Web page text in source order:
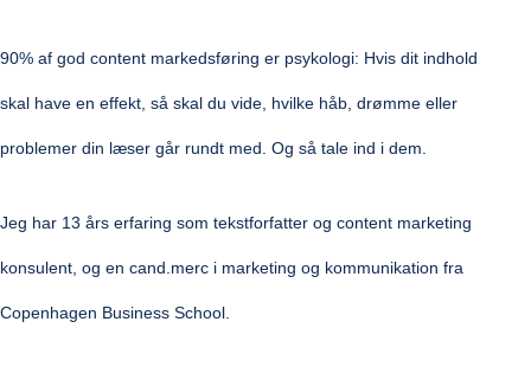
90% af god content markedsføring er psykologi: Hvis dit indhold
skal have en effekt , så skal du vide, hvilke håb, drømme eller
problemer din læser går rundt med. Og så tale ind i dem.
Jeg har 13 års erfaring som tekstforfatter og content marketing
konsulent, og en cand.merc i marketing og kommunikation fra
Copenhagen Business School.